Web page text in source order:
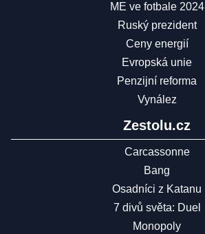
ME ve fotbale 2024
Ruský prezident
Ceny energií
Evropská unie
Penzijní reforma
Vynález
Zestolu.cz
Carcassonne
Bang
Osadníci z Katanu
7 divů světa: Duel
Monopoly